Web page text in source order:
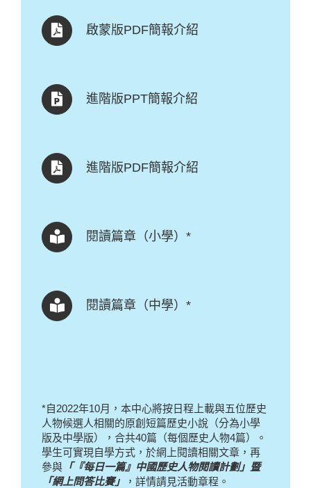
啟蒙版PDF簡報介紹
進階版PPT簡報介紹
進階版PDF簡報介紹
閱讀篇章（小學）*
閱讀篇章（中學）*
*自2022年10月，本中心將按日程上載與五位歷史
人物候選人相關的原創短篇歷史小說（分為小學
版及中學版），合共40篇（每個歷史人物4篇）。
學生可實現自學方式，於網上閱讀相關文章，再
參與 「『每日一篇』中國歷史人物閱讀計劃」暨
「網上問答比賽」
，詳情請見活動章程。